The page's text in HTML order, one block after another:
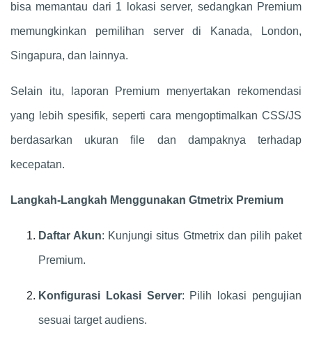
bisa memantau dari 1 lokasi server, sedangkan Premium
memungkinkan pemilihan server di Kanada, London,
Singapura, dan lainnya.
Selain itu, laporan Premium menyertakan rekomendasi
yang lebih spesifik, seperti cara mengoptimalkan CSS/JS
berdasarkan ukuran file dan dampaknya terhadap
kecepatan.
Langkah-Langkah Menggunakan Gtmetrix Premium
Daftar Akun: Kunjungi situs Gtmetrix dan pilih paket
Premium.
Konfigurasi Lokasi Server: Pilih lokasi pengujian
sesuai target audiens.